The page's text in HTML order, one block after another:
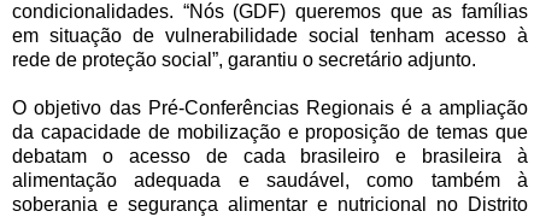
condicionalidades. “Nós (GDF) queremos que as famílias
em situação de vulnerabilidade social tenham acesso à
rede de proteção social”, garantiu o secretário adjunto.
O objetivo das Pré-Conferências Regionais é a ampliação
da capacidade de mobilização e proposição de temas que
debatam o acesso de cada brasileiro e brasileira à
alimentação adequada e saudável, como também à
soberania e segurança alimentar e nutricional no Distrito